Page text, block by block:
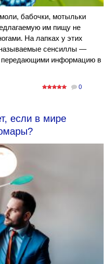
бабочки, мотыльки
им пищу не
На лапках у этих
сенсиллы —
передающими информацию в
0
если в мире